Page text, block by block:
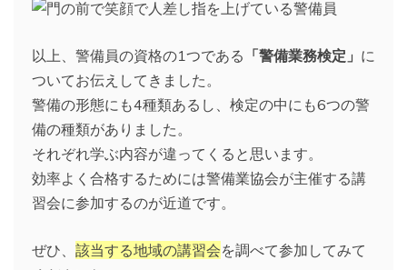
以上、警備員の資格の1つである 「警備業務検定」 に
ついてお伝えしてきました。
警備の形態にも4種類あるし、検定の中にも6つの警
備の種類がありました。
それぞれ学ぶ内容が違ってくると思います。
効率よく合格するためには警備業協会が主催する講
習会に参加するのが近道です。
ぜひ、 該当する地域の講習会を調べて参加してみて